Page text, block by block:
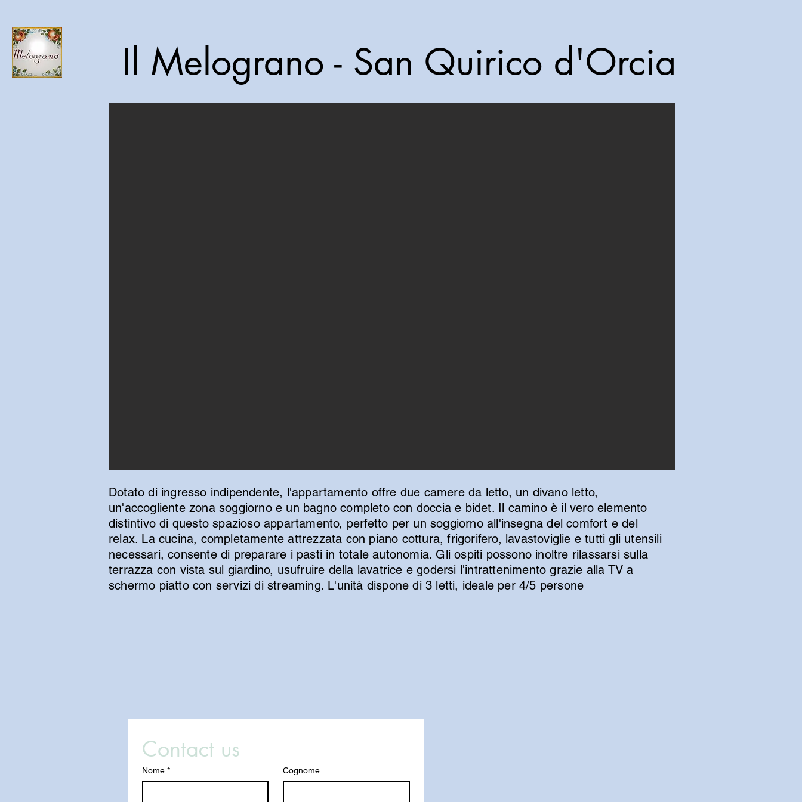
Il Melograno - San Quirico d'Orcia
Dotato di ingresso indipendente, l'appartamento offre due camere da letto, un divano letto,
un'accogliente zona soggiorno e un bagno completo con doccia e bidet. Il camino è il vero elemento
distintivo di questo spazioso appartamento, perfetto per un soggiorno all'insegna del comfort e del
relax. La cucina, completamente attrezzata con piano cottura, frigorifero, lavastoviglie e tutti gli utensili
necessari, consente di preparare i pasti in totale autonomia. Gli ospiti possono inoltre rilassarsi sulla
terrazza con vista sul giardino, usufruire della lavatrice e godersi l'intrattenimento grazie alla TV a
schermo piatto con servizi di streaming. L'unità dispone di 3 letti, ideale per 4/5 persone
Contact us
Nome * Cognome